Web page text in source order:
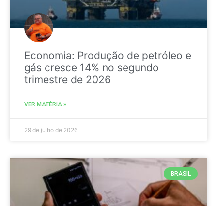
Economia: Produção de petróleo e
gás cresce 14% no segundo
trimestre de 2026
VER MATÉRIA »
29 de julho de 2026
BRASIL